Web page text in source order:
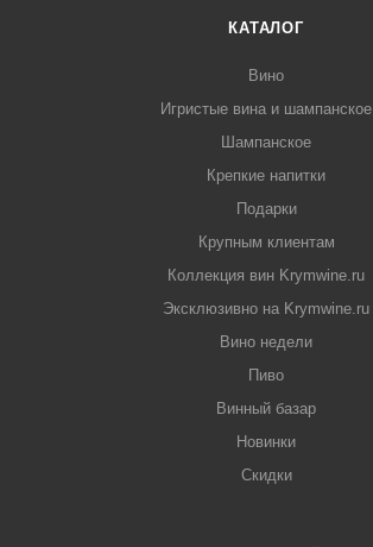
КАТАЛОГ
Вино
Игристые вина и шампанское
Шампанское
Крепкие напитки
Подарки
Крупным клиентам
Коллекция вин Krymwine.ru
Эксклюзивно на Krymwine.ru
Вино недели
Пиво
Винный базар
Новинки
Скидки